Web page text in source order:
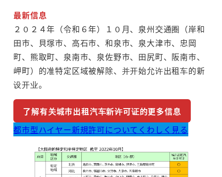
最新信息
２０２４年（令和６年）１０月、泉州交通圈（岸和
田市、貝塚市、高石市、和泉市、泉大津市、忠岡
町、熊取町、泉南市、泉佐野市、田尻町、阪南市、
岬町）的准特定区域被解除、并开始允许出租车的新
设开业。
了解有关城市出租汽车新许可证的更多信息
都市型ハイヤー新規許可についてくわしく見る